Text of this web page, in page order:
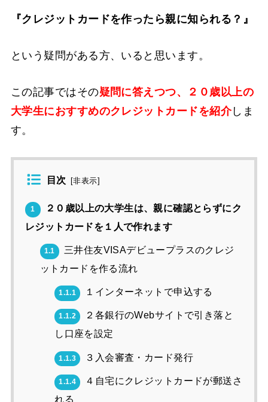
『クレジットカードを作ったら親に知られる？』
という疑問がある方、いると思います。
この記事ではその疑問に答えつつ、２０歳以上の
大学生におすすめのクレジットカードを紹介しま
す。
目次 [非表示]
1
２０歳以上の大学生は、親に確認とらずにク
レジットカードを１人で作れます
1.1
三井住友VISAデビュープラスのクレジ
ットカードを作る流れ
1.1.1 １インターネットで申込する
1.1.2
２各銀行のWebサイトで引き落と
し口座を設定
1.1.3 ３入会審査・カード発行
1.1.4
４自宅にクレジットカードが郵送さ
れる